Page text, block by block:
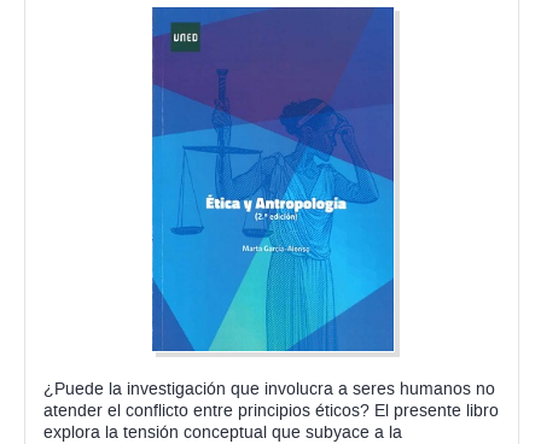
¿Puede la investigación que involucra a seres humanos no
atender el conflicto entre principios éticos? El presente libro
explora la tensión conceptual que subyace a la